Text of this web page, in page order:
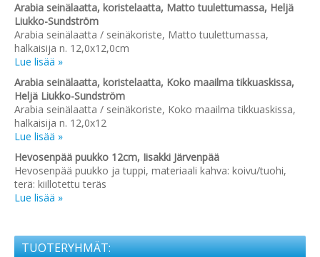
Arabia seinälaatta, koristelaatta, Matto tuulettumassa, Heljä
Liukko-Sundström
Arabia seinälaatta / seinäkoriste, Matto tuulettumassa,
halkaisija n. 12,0x12,0cm
Lue lisää »
Arabia seinälaatta, koristelaatta, Koko maailma tikkuaskissa,
Heljä Liukko-Sundström
Arabia seinälaatta / seinäkoriste, Koko maailma tikkuaskissa,
halkaisija n. 12,0x12
Lue lisää »
Hevosenpää puukko 12cm, Iisakki Järvenpää
Hevosenpää puukko ja tuppi, materiaali kahva: koivu/tuohi,
terä: kiillotettu teräs
Lue lisää »
TUOTERYHMÄT: